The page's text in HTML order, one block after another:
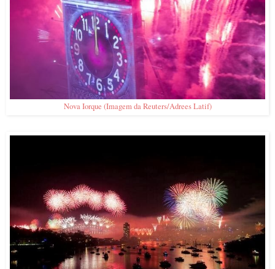
Nova Iorque (Imagem da Reuters/Adrees Latif)